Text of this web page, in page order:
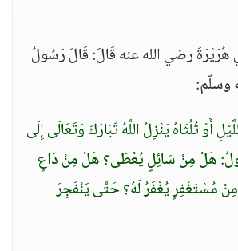
رضي الله عنه قَالَ: قَالَ رَسُولُ
وسلّم:
أَوْ ثُلُثَاهُ يَنْزِلُ اللَّهُ تَبَارَكَ وَتَعَالَى إِلَى
هَلْ مِنْ سَائِلٍ يُعْطَى؟ هَلْ مِنْ دَاعٍ
مُسْتَغْفِرٍ يُغْفَرُ لَهُ؟ حَتَّى يَنْفَجِرَ